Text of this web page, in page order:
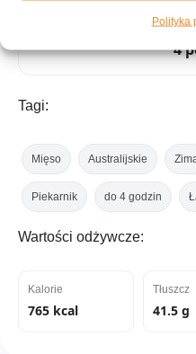
Polityka
4
Tagi:
Mięso Australijskie
Piekarnik do 4 godzin
Wartości odżywcze:
Kalorie
765 kcal
Tłuszcz
41.5 g